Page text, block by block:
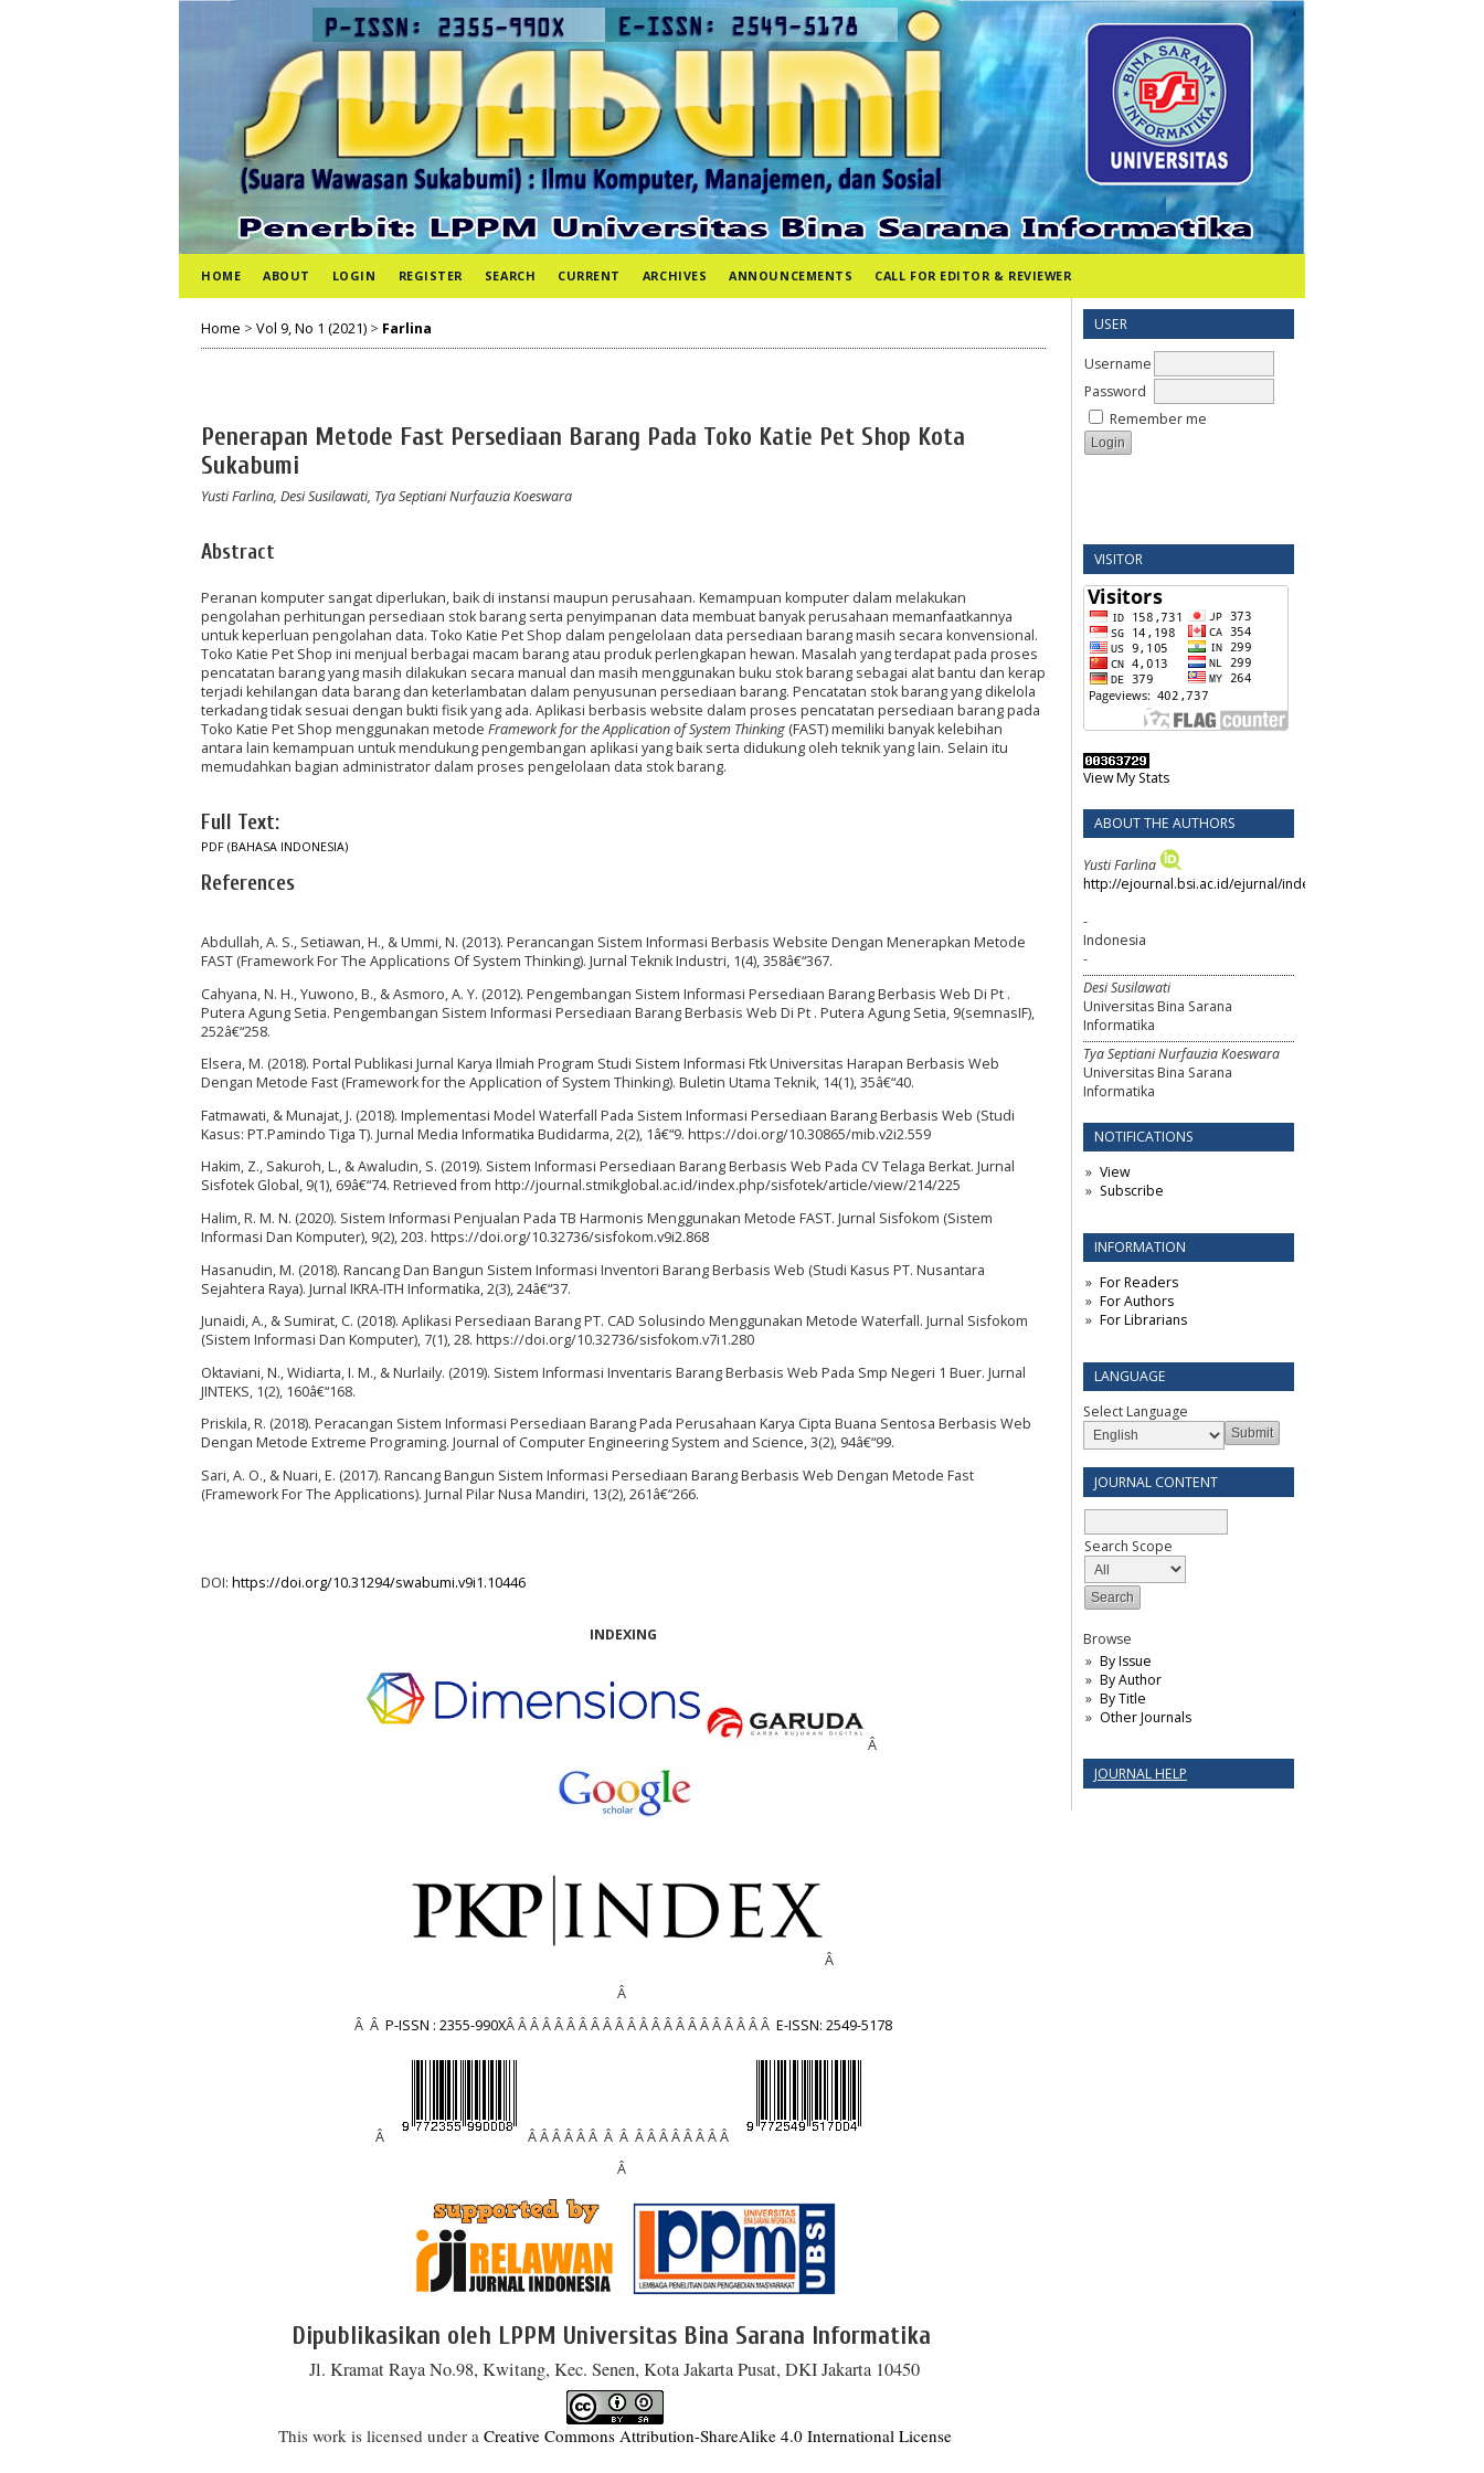
USER
Username
Password
Remember me
VISITOR
View My Stats
ABOUT THE AUTHORS
Yusti Farlina
http://ejournal.bsi.ac.id/ejurnal/index.php/swabumi/index
-
Indonesia
-
Desi Susilawati
Universitas Bina Sarana
Informatika
Tya Septiani Nurfauzia Koeswara
Universitas Bina Sarana
Informatika
NOTIFICATIONS
View
Subscribe
INFORMATION
For Readers
For Authors
For Librarians
LANGUAGE
Select Language
JOURNAL CONTENT
Search Scope
Browse
By Issue
By Author
By Title
Other Journals
JOURNAL HELP
HOME ABOUT LOGIN REGISTER SEARCH CURRENT ARCHIVES ANNOUNCEMENTS CALL FOR EDITOR & REVIEWER
Home > Vol 9, No 1 (2021) > Farlina
Penerapan Metode Fast Persediaan Barang Pada Toko Katie Pet Shop Kota
Sukabumi
Yusti Farlina, Desi Susilawati, Tya Septiani Nurfauzia Koeswara
Abstract
Peranan komputer sangat diperlukan, baik di instansi maupun perusahaan. Kemampuan komputer dalam melakukan
pengolahan perhitungan persediaan stok barang serta penyimpanan data membuat banyak perusahaan memanfaatkannya
untuk keperluan pengolahan data. Toko Katie Pet Shop dalam pengelolaan data persediaan barang masih secara konvensional.
Toko Katie Pet Shop ini menjual berbagai macam barang atau produk perlengkapan hewan. Masalah yang terdapat pada proses
pencatatan barang yang masih dilakukan secara manual dan masih menggunakan buku stok barang sebagai alat bantu dan kerap
terjadi kehilangan data barang dan keterlambatan dalam penyusunan persediaan barang. Pencatatan stok barang yang dikelola
terkadang tidak sesuai dengan bukti fisik yang ada. Aplikasi berbasis website dalam proses pencatatan persediaan barang pada
Toko Katie Pet Shop menggunakan metode Framework for the Application of System Thinking (FAST) memiliki banyak kelebihan
antara lain kemampuan untuk mendukung pengembangan aplikasi yang baik serta didukung oleh teknik yang lain. Selain itu
memudahkan bagian administrator dalam proses pengelolaan data stok barang.
Full Text:
PDF (BAHASA INDONESIA)
References
Abdullah, A. S., Setiawan, H., & Ummi, N. (2013). Perancangan Sistem Informasi Berbasis Website Dengan Menerapkan Metode
FAST (Framework For The Applications Of System Thinking). Jurnal Teknik Industri, 1(4), 358â€“367.
Cahyana, N. H., Yuwono, B., & Asmoro, A. Y. (2012). Pengembangan Sistem Informasi Persediaan Barang Berbasis Web Di Pt .
Putera Agung Setia. Pengembangan Sistem Informasi Persediaan Barang Berbasis Web Di Pt . Putera Agung Setia, 9(semnasIF),
252â€“258.
Elsera, M. (2018). Portal Publikasi Jurnal Karya Ilmiah Program Studi Sistem Informasi Ftk Universitas Harapan Berbasis Web
Dengan Metode Fast (Framework for the Application of System Thinking). Buletin Utama Teknik, 14(1), 35â€“40.
Fatmawati, & Munajat, J. (2018). Implementasi Model Waterfall Pada Sistem Informasi Persediaan Barang Berbasis Web (Studi
Kasus: PT.Pamindo Tiga T). Jurnal Media Informatika Budidarma, 2(2), 1â€“9. https://doi.org/10.30865/mib.v2i2.559
Hakim, Z., Sakuroh, L., & Awaludin, S. (2019). Sistem Informasi Persediaan Barang Berbasis Web Pada CV Telaga Berkat. Jurnal
Sisfotek Global, 9(1), 69â€“74. Retrieved from http://journal.stmikglobal.ac.id/index.php/sisfotek/article/view/214/225
Halim, R. M. N. (2020). Sistem Informasi Penjualan Pada TB Harmonis Menggunakan Metode FAST. Jurnal Sisfokom (Sistem
Informasi Dan Komputer), 9(2), 203. https://doi.org/10.32736/sisfokom.v9i2.868
Hasanudin, M. (2018). Rancang Dan Bangun Sistem Informasi Inventori Barang Berbasis Web (Studi Kasus PT. Nusantara
Sejahtera Raya). Jurnal IKRA-ITH Informatika, 2(3), 24â€“37.
Junaidi, A., & Sumirat, C. (2018). Aplikasi Persediaan Barang PT. CAD Solusindo Menggunakan Metode Waterfall. Jurnal Sisfokom
(Sistem Informasi Dan Komputer), 7(1), 28. https://doi.org/10.32736/sisfokom.v7i1.280
Oktaviani, N., Widiarta, I. M., & Nurlaily. (2019). Sistem Informasi Inventaris Barang Berbasis Web Pada Smp Negeri 1 Buer. Jurnal
JINTEKS, 1(2), 160â€“168.
Priskila, R. (2018). Peracangan Sistem Informasi Persediaan Barang Pada Perusahaan Karya Cipta Buana Sentosa Berbasis Web
Dengan Metode Extreme Programing. Journal of Computer Engineering System and Science, 3(2), 94â€“99.
Sari, A. O., & Nuari, E. (2017). Rancang Bangun Sistem Informasi Persediaan Barang Berbasis Web Dengan Metode Fast
(Framework For The Applications). Jurnal Pilar Nusa Mandiri, 13(2), 261â€“266.
DOI: https://doi.org/10.31294/swabumi.v9i1.10446
INDEXING
Â
Â
Â
Â Â P-ISSN : 2355-990XÂ Â Â Â Â Â Â Â Â Â Â Â Â Â Â Â Â Â Â Â Â Â E-ISSN: 2549-5178
Â
Â Â Â Â Â Â Â Â Â Â Â Â Â Â Â Â
Â
Dipublikasikan oleh LPPM Universitas Bina Sarana Informatika
Jl. Kramat Raya No.98, Kwitang, Kec. Senen, Kota Jakarta Pusat, DKI Jakarta 10450
This work is licensed under a Creative Commons Attribution-ShareAlike 4.0 International License